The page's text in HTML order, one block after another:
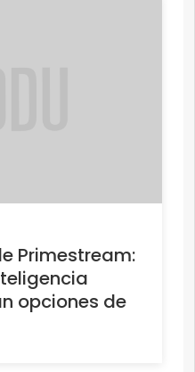
Primestream:
opciones de